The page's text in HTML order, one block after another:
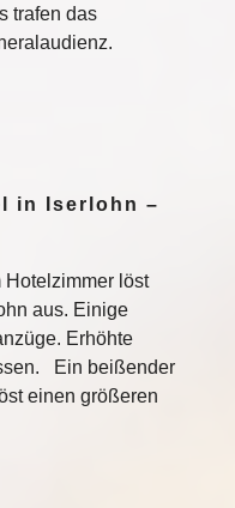
trafen das
in Iserlohn –
löst
aus. Einige
Erhöhte
Ein beißender
einen größeren